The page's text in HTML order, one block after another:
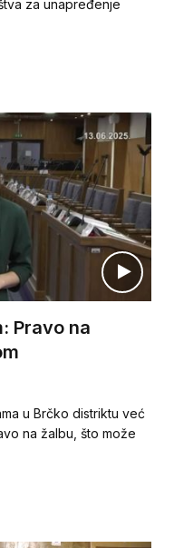
za unapređenje
Pravo na
u Brčko distriktu već
na žalbu, što može